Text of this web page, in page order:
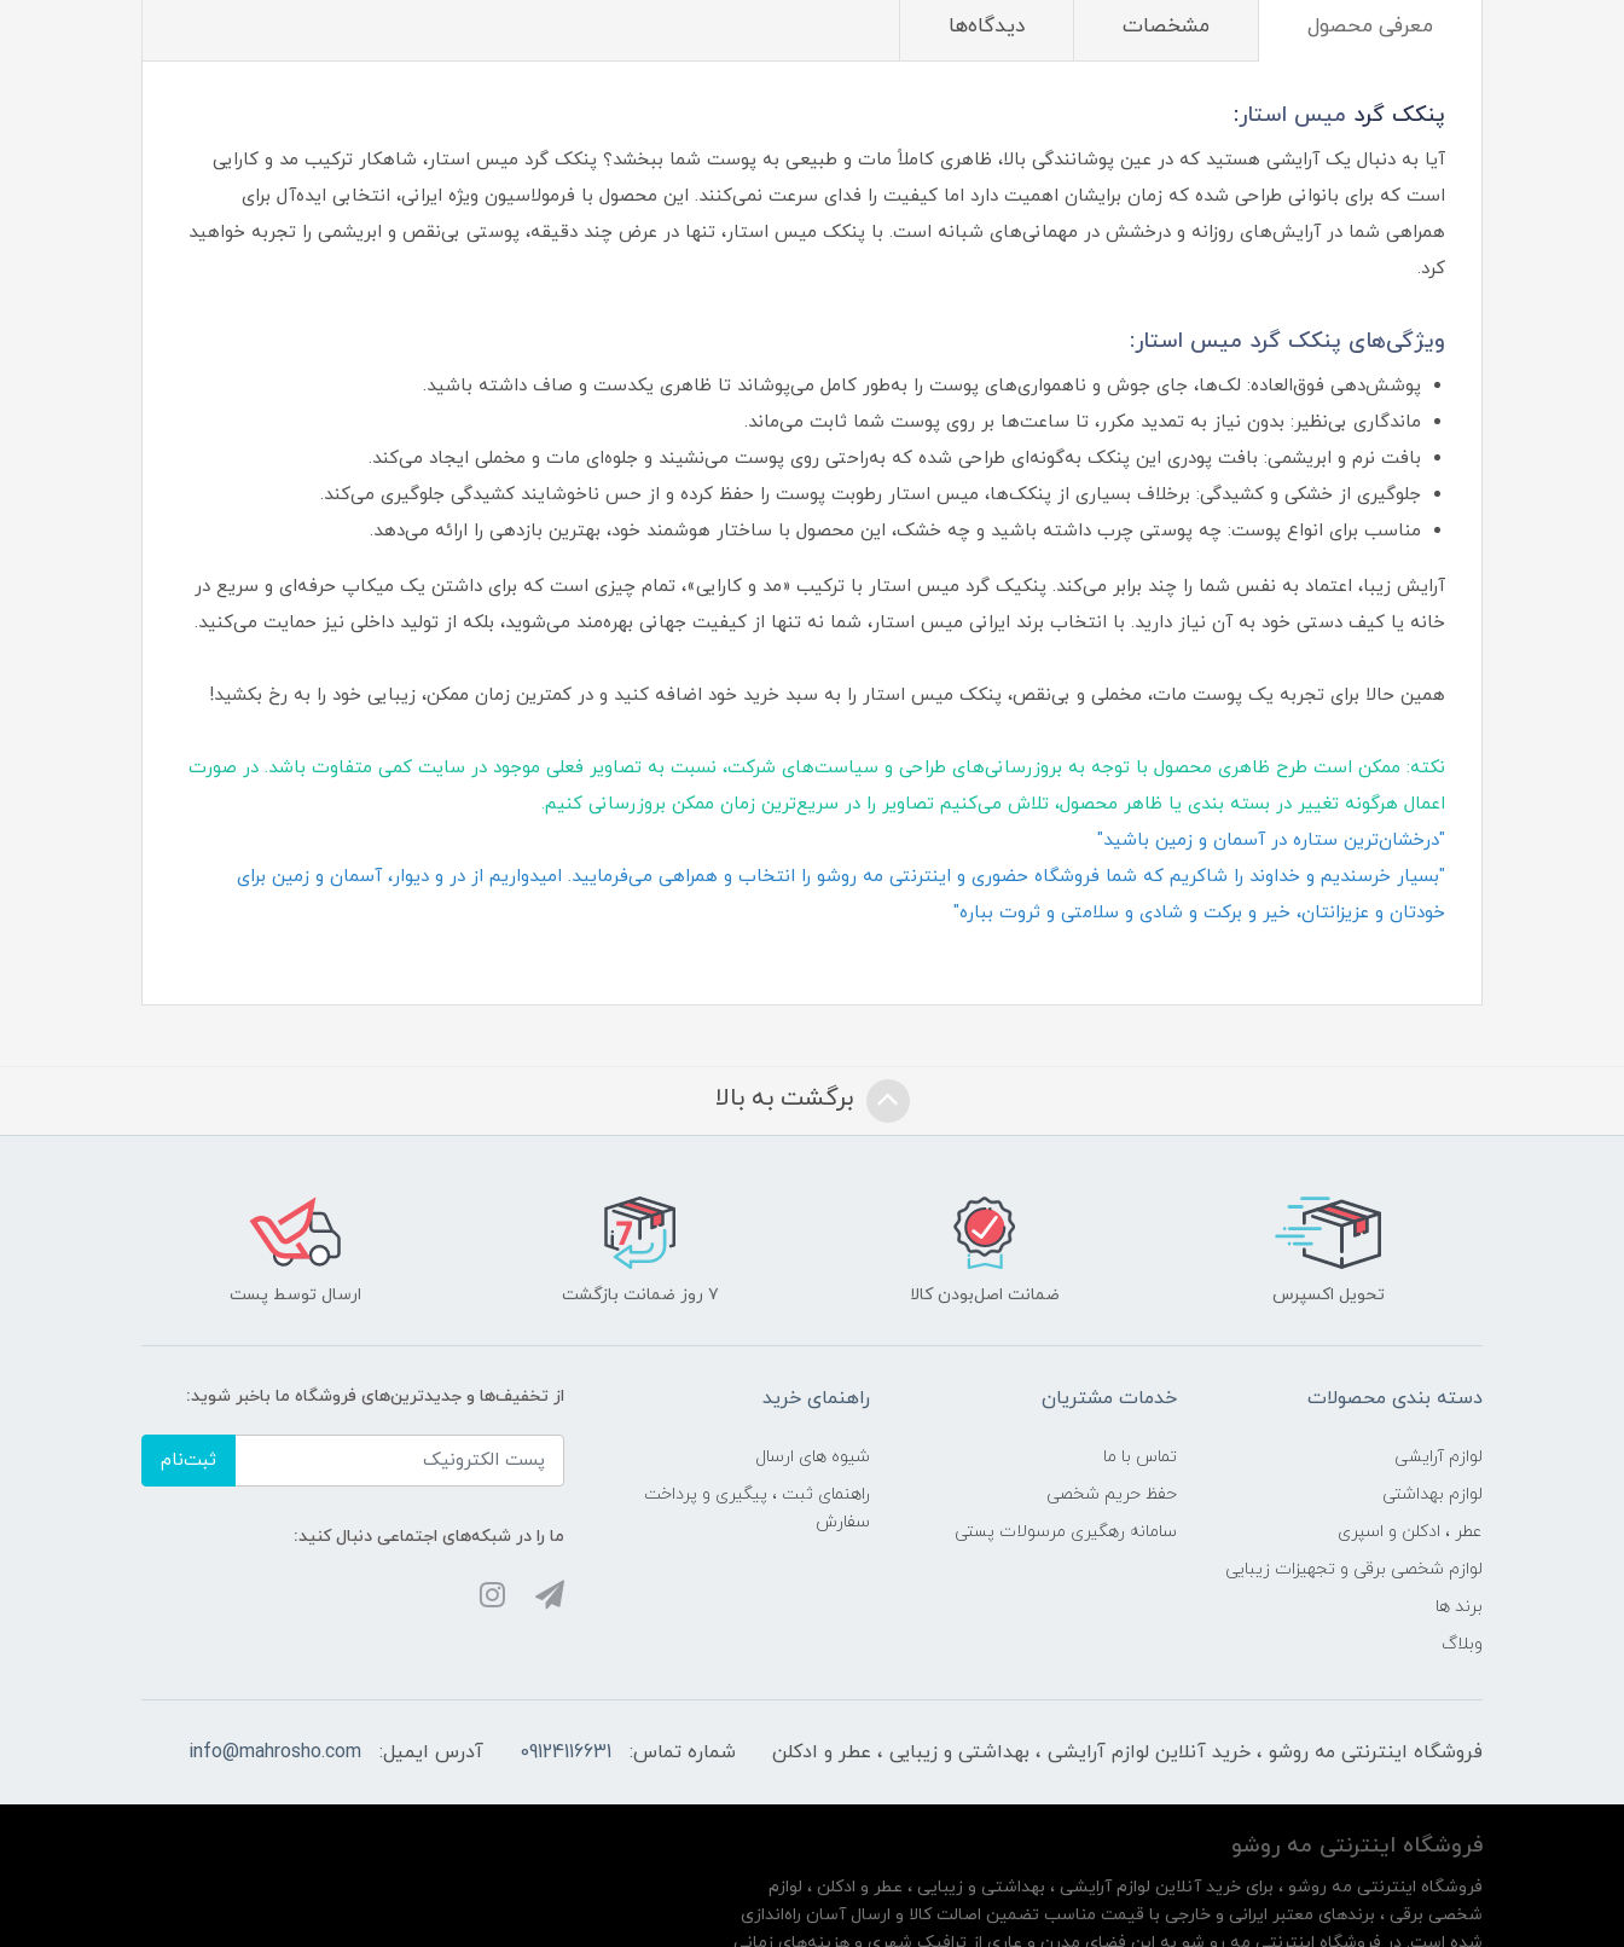
معرفی محصول مشخصات دیدگاه‌ها
پنکک گرد میس استار:
آیا به دنبال یک آرایشی هستید که در عین پوشانندگی بالا، ظاهری کاملاً مات و طبیعی به پوست شما ببخشد؟ پنکک گرد میس استار، شاهکار ترکیب مد و کارایی
است که برای بانوانی طراحی شده که زمان برایشان اهمیت دارد اما کیفیت را فدای سرعت نمی‌کنند. این محصول با فرمولاسیون ویژه ایرانی، انتخابی ایده‌آل برای
همراهی شما در آرایش‌های روزانه و درخشش در مهمانی‌های شبانه است. با پنکک میس استار، تنها در عرض چند دقیقه، پوستی بی‌نقص و ابریشمی را تجربه خواهید
کرد.
ویژگی‌های پنکک گرد میس استار:
پوشش‌دهی فوق‌العاده: لک‌ها، جای جوش و ناهمواری‌های پوست را به‌طور کامل می‌پوشاند تا ظاهری یکدست و صاف داشته باشید.
ماندگاری بی‌نظیر: بدون نیاز به تمدید مکرر، تا ساعت‌ها بر روی پوست شما ثابت می‌ماند.
بافت نرم و ابریشمی: بافت پودری این پنکک به‌گونه‌ای طراحی شده که به‌راحتی روی پوست می‌نشیند و جلوه‌ای مات و مخملی ایجاد می‌کند.
جلوگیری از خشکی و کشیدگی: برخلاف بسیاری از پنکک‌ها، میس استار رطوبت پوست را حفظ کرده و از حس ناخوشایند کشیدگی جلوگیری می‌کند.
مناسب برای انواع پوست: چه پوستی چرب داشته باشید و چه خشک، این محصول با ساختار هوشمند خود، بهترین بازدهی را ارائه می‌دهد.
آرایش زیبا، اعتماد به‌ نفس شما را چند برابر می‌کند. پنکیک گرد میس استار با ترکیب «مد و کارایی»، تمام چیزی است که برای داشتن یک میکاپ حرفه‌ای و سریع در
خانه یا کیف دستی خود به آن نیاز دارید. با انتخاب برند ایرانی میس استار، شما نه تنها از کیفیت جهانی بهره‌مند می‌شوید، بلکه از تولید داخلی نیز حمایت می‌کنید.
همین حالا برای تجربه یک پوست مات، مخملی و بی‌نقص، پنکک میس استار را به سبد خرید خود اضافه کنید و در کمترین زمان ممکن، زیبایی خود را به رخ بکشید!
نکته: ممکن است طرح ظاهری محصول با توجه به بروزرسانی‌های طراحی و سیاست‌های شرکت، نسبت به تصاویر فعلی موجود در سایت کمی متفاوت باشد. در صورت
اعمال هرگونه تغییر در بسته‌ بندی یا ظاهر محصول، تلاش می‌کنیم تصاویر را در سریع‌ترین زمان ممکن بروزرسانی کنیم.
"درخشان‌ترین ستاره در آسمان و زمین باشید"
"بسیار خرسندیم و خداوند را شاکریم که شما فروشگاه حضوری و اینترنتی مه روشو را انتخاب و همراهی می‌فرمایید. امیدواریم از در و دیوار، آسمان و زمین برای
خودتان و عزیزانتان، خیر و برکت و شادی و سلامتی و ثروت بباره"
برگشت به بالا
تحویل اکسپرس ضمانت اصل‌بودن کالا ۷ روز ضمانت بازگشت ارسال توسط پست
دسته بندی محصولات
لوازم آرایشی
لوازم بهداشتی
عطر ، ادکلن و اسپری
لوازم شخصی برقی و تجهیزات زیبایی
برند ها
وبلاگ
خدمات مشتریان
تماس با ما
حفظ حریم شخصی
سامانه رهگیری مرسولات پستی
راهنمای خرید
شیوه های ارسال
راهنمای ثبت ، پیگیری و پرداخت
سفارش
از تخفیف‌ها و جدیدترین‌های فروشگاه ما باخبر شوید:
ثبت‌نام
ما را در شبکه‌های اجتماعی دنبال کنید:
فروشگاه اینترنتی مه‌ رو‌شو ، خرید آنلاین لوازم آرایشی ، بهداشتی و زیبایی ، عطر و ادکلن شماره تماس: 09124116631 آدرس ایمیل: info@mahrosho.com
فروشگاه اینترنتی مه‌ رو‌شو
فروشگاه اینترنتی مه‌ رو‌شو ، برای خرید آنلاین لوازم آرایشی ، بهداشتی و زیبایی ، عطر و ادکلن ، لوازم
شخصی برقی ، برندهای معتبر ایرانی و خارجی با قیمت مناسب تضمین اصالت کالا و ارسال آسان راه‌اندازی